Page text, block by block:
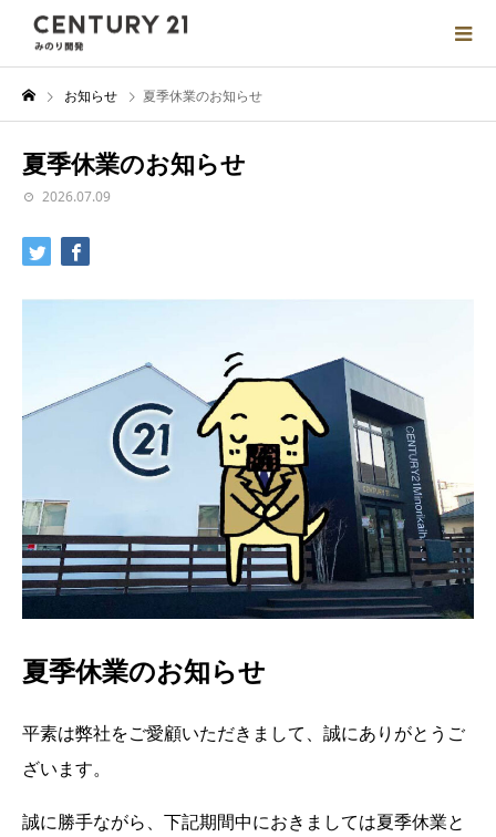
お知らせ 夏季休業のお知らせ
夏季休業のお知らせ
2026.07.09
夏季休業のお知らせ
平素は弊社をご愛顧いただきまして、誠にありがとうご
ざいます。
誠に勝手ながら、下記期間中におきましては夏季休業と